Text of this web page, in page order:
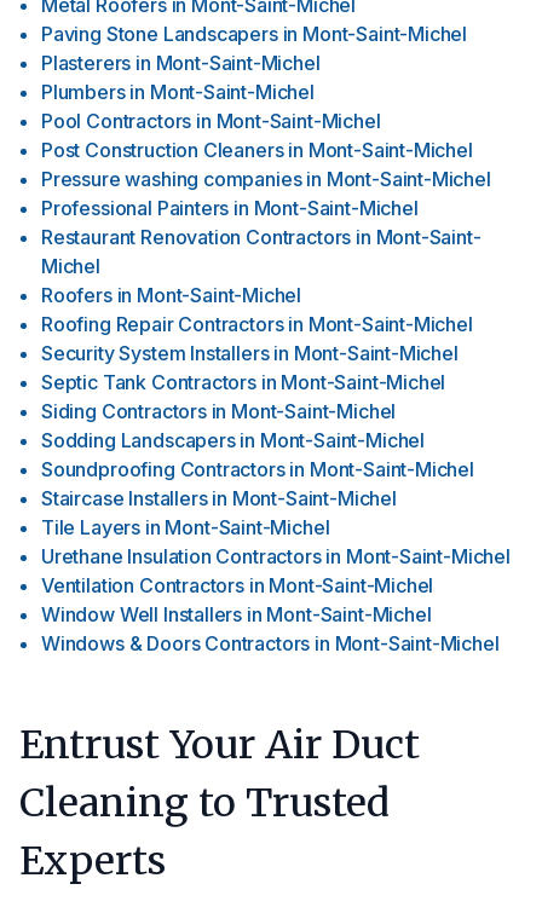
Metal Roofers in Mont-Saint-Michel
Paving Stone Landscapers in Mont-Saint-Michel
Plasterers in Mont-Saint-Michel
Plumbers in Mont-Saint-Michel
Pool Contractors in Mont-Saint-Michel
Post Construction Cleaners in Mont-Saint-Michel
Pressure washing companies in Mont-Saint-Michel
Professional Painters in Mont-Saint-Michel
Restaurant Renovation Contractors in Mont-Saint-
Michel
Roofers in Mont-Saint-Michel
Roofing Repair Contractors in Mont-Saint-Michel
Security System Installers in Mont-Saint-Michel
Septic Tank Contractors in Mont-Saint-Michel
Siding Contractors in Mont-Saint-Michel
Sodding Landscapers in Mont-Saint-Michel
Soundproofing Contractors in Mont-Saint-Michel
Staircase Installers in Mont-Saint-Michel
Tile Layers in Mont-Saint-Michel
Urethane Insulation Contractors in Mont-Saint-Michel
Ventilation Contractors in Mont-Saint-Michel
Window Well Installers in Mont-Saint-Michel
Windows & Doors Contractors in Mont-Saint-Michel
Entrust Your Air Duct
Cleaning to Trusted
Experts